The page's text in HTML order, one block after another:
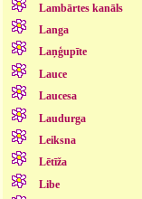
Lambārtes kanāls
Langa
Laņģupīte
Lauce
Laucesa
Laudurga
Leiksna
Lētīža
Libe